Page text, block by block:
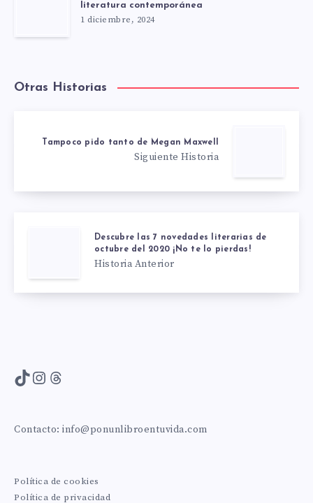
literatura contemporánea
1 diciembre, 2024
Otras Historias
Tampoco pido tanto de Megan Maxwell
Siguiente Historia
Descubre las 7 novedades literarias de
octubre del 2020 ¡No te lo pierdas!
Historia Anterior
TikTok
Instagram
Threads
Contacto: info@ponunlibroentuvida.com
Política de cookies
Política de privacidad